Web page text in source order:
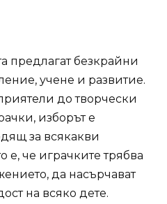
предлагат безкрайни
учене и развитие.
до творчески
изборът е
за всякакви
е, че играчките трябва
да насърчават
на всяко дете.